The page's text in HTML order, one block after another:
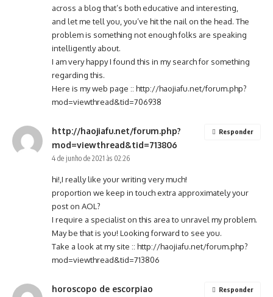
across a blog that’s both educative and interesting,
and let me tell you, you’ve hit the nail on the head. The
problem is something not enough folks are speaking
intelligently about.
I am very happy I found this in my search for something
regarding this.
Here is my web page :: http://haojiafu.net/forum.php?
mod=viewthread&tid=706938
http://haojiafu.net/forum.php?
mod=viewthread&tid=713806
4 de junho de 2021 às 02:26
hi!,I really like your writing very much!
proportion we keep in touch extra approximately your
post on AOL?
I require a specialist on this area to unravel my problem.
May be that is you! Looking forward to see you.
Take a look at my site :: http://haojiafu.net/forum.php?
mod=viewthread&tid=713806
Responder
horoscopo de escorpiao Responder